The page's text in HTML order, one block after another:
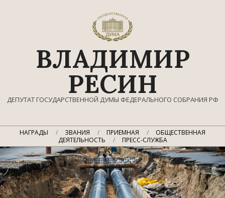
ВЛАДИМИР
РЕСИН
ДЕПУТАТ ГОСУДАРСТВЕННОЙ ДУМЫ ФЕДЕРАЛЬНОГО СОБРАНИЯ РФ
Главное
меню
НАГРАДЫ ЗВАНИЯ ПРИЕМНАЯ
ОБЩЕСТВЕННАЯ
ДЕЯТЕЛЬНОСТЬ
ПРЕСС-СЛУЖБА